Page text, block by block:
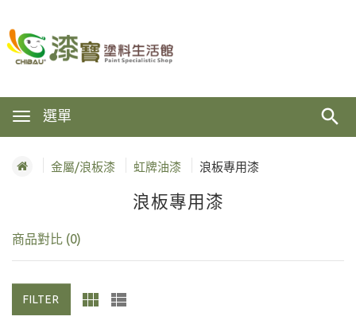
選單
金屬/浪板漆 虹牌油漆 浪板專用漆
浪板專用漆
商品對比 (0)
FILTER